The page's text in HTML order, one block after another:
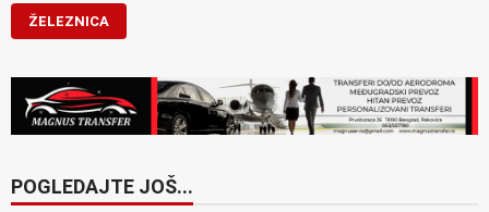
ŽELEZNICA
POGLEDAJTE JOŠ...